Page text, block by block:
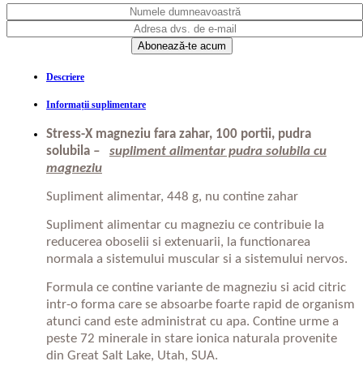
Descriere
Informații suplimentare
Stress-X magneziu fara zahar, 100 portii, pudra
solubila – supliment alimentar pudra solubila cu
magneziu
Supliment alimentar, 448 g, nu contine zahar
Supliment alimentar cu magneziu ce contribuie la
reducerea oboselii si extenuarii, la functionarea
normala a sistemului muscular si a sistemului nervos.
Formula ce contine variante de magneziu si acid citric
intr-o forma care se absoarbe foarte rapid de organism
atunci cand este administrat cu apa. Contine urme a
peste 72 minerale in stare ionica naturala provenite
din Great Salt Lake, Utah, SUA.